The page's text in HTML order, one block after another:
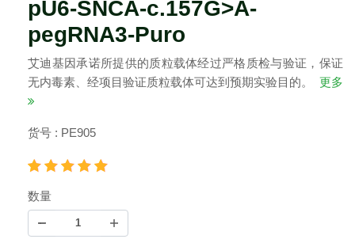
pU6-SNCA-c.157G>A-
pegRNA3-Puro
艾迪基因承诺所提供的质粒载体经过严格质检与验证，保证
无内毒素、经项目验证质粒载体可达到预期实验目的。
更多
货号 : PE905
数量